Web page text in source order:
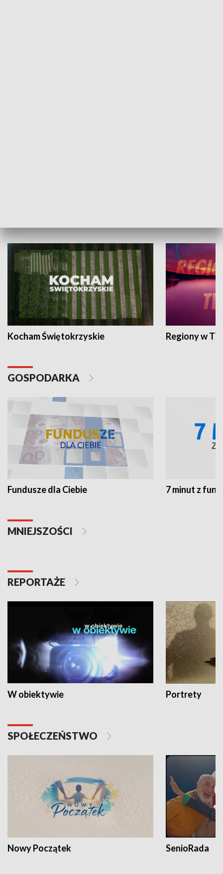
Kocham Świętokrzyskie Regiony w
GOSPODARKA
Fundusze dla Ciebie 7 minut z
MNIEJSZOŚCI
REPORTAŻE
W obiektywie Portrety
SPOŁECZEŃSTWO
Nowy Początek SenioRada